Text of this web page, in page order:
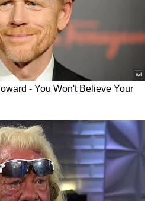
ಮತ್ತು ನಿಮ್ಮ ಬೆರಳುಗಳಿಂದ
ತಿರುಗಿಸುವ ಮೂಲಕ ವೃಷಣದ